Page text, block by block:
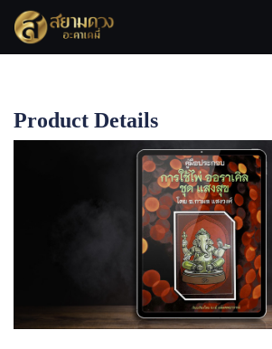
Skip
content
Product Details
อีบุ๊ค คู่มือประกอบการใช้ไพ่แสงสุข Product